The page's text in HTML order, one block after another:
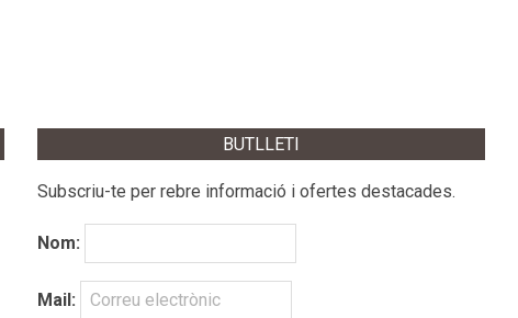
BUTLLETI
Subscriu-te per rebre informació i ofertes destacades.
Nom:
Mail: